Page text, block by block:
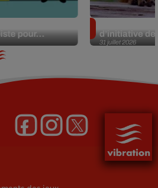
pour...
31 juillet 2026
d’initiative